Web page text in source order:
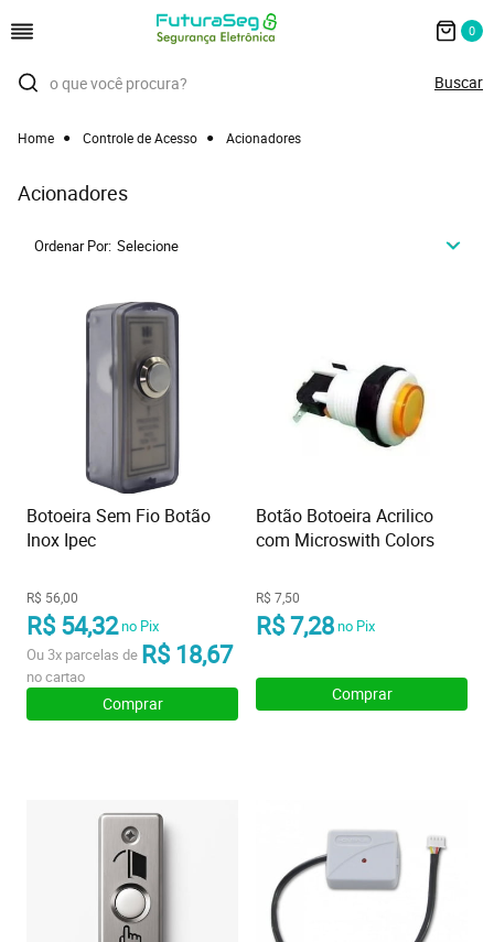
0
Acionadores
Home Controle de Acesso Acionadores
Ordenar Por Selecione
Botoeira Sem Fio Botão
Inox Ipec
R$ 56,00
R$ 54,32no Pix
Ou3x parcelas de R$ 18,67
no cartao
Comprar
Botão Botoeira Acrilico
com Microswith Colors
R$ 7,50
R$ 7,28no Pix
Comprar